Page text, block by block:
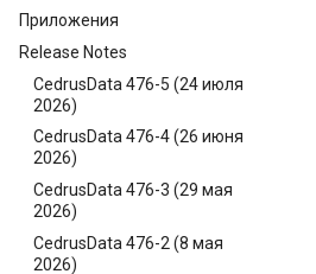
Приложения
Release Notes
CedrusData 476-5 (24 июля
2026)
CedrusData 476-4 (26 июня
2026)
CedrusData 476-3 (29 мая
2026)
CedrusData 476-2 (8 мая
2026)